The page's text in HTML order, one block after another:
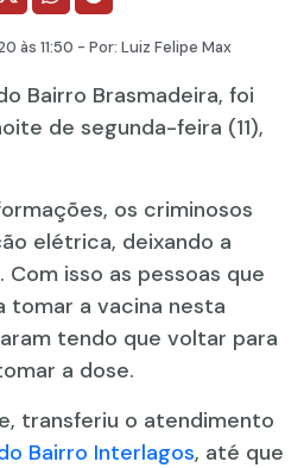
às 11:50 - Por: Luiz Felipe Max
Bairro Brasmadeira, foi
de segunda-feira (11),
os criminosos
elétrica, deixando a
isso as pessoas que
tomar a vacina nesta
tendo que voltar para
a dose.
transferiu o atendimento
Bairro Interlagos, até que